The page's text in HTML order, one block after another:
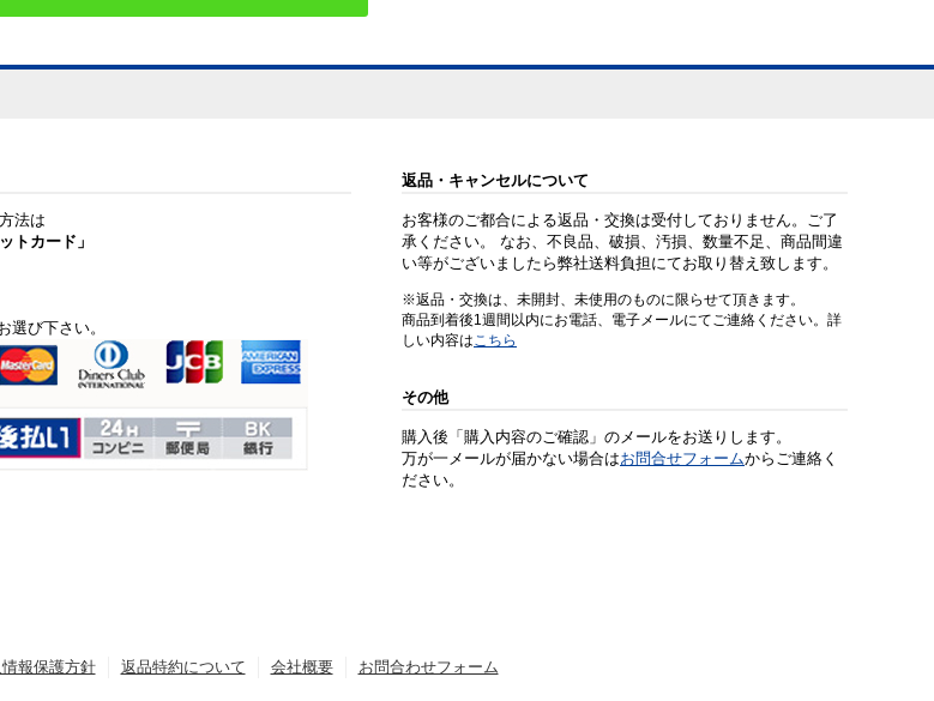
法は
トカード」
選び下さい。
返品・キャンセルについて
お客様のご都合による返品・交換は受付しておりません。ご了
承ください。 なお、不良品、破損、汚損、数量不足、商品間違
い等がございましたら弊社送料負担にてお取り替え致します。
※返品・交換は、未開封、未使用のものに限らせて頂きます。
商品到着後1週間以内にお電話、電子メールにてご連絡ください。詳
しい内容はこちら
その他
購入後「購入内容のご確認」のメールをお送りします。
万が一メールが届かない場合はお問合せフォームからご連絡く
ださい。
報保護方針 返品特約について 会社概要 お問合わせフォーム